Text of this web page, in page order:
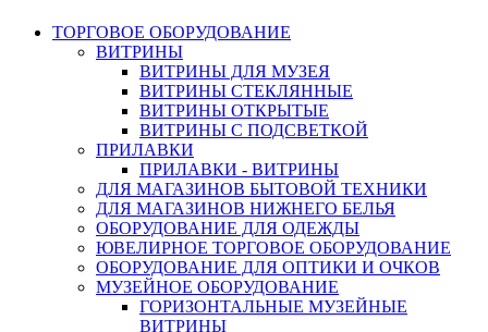
ТОРГОВОЕ ОБОРУДОВАНИЕ
ВИТРИНЫ
ВИТРИНЫ ДЛЯ МУЗЕЯ
ВИТРИНЫ СТЕКЛЯННЫЕ
ВИТРИНЫ ОТКРЫТЫЕ
ВИТРИНЫ С ПОДСВЕТКОЙ
ПРИЛАВКИ
ПРИЛАВКИ - ВИТРИНЫ
ДЛЯ МАГАЗИНОВ БЫТОВОЙ ТЕХНИКИ
ДЛЯ МАГАЗИНОВ НИЖНЕГО БЕЛЬЯ
ОБОРУДОВАНИЕ ДЛЯ ОДЕЖДЫ
ЮВЕЛИРНОЕ ТОРГОВОЕ ОБОРУДОВАНИЕ
ОБОРУДОВАНИЕ ДЛЯ ОПТИКИ И ОЧКОВ
МУЗЕЙНОЕ ОБОРУДОВАНИЕ
ГОРИЗОНТАЛЬНЫЕ МУЗЕЙНЫЕ
ВИТРИНЫ